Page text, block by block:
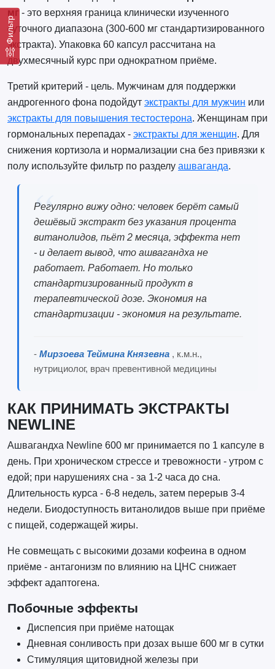
Фильтр
мг- это верхняя граница клинически изученного
суточного диапазона (300-600 мг стандартизированного
экстракта). Упаковка 60 капсул рассчитана на
двухмесячный курс при однократном приёме.
Третий критерий - цель. Мужчинам для поддержки
андрогенного фона подойдут экстракты для мужчин или
экстракты для повышения тестостерона. Женщинам при
гормональных перепадах - экстракты для женщин. Для
снижения кортизола и нормализации сна без привязки к
полу используйте фильтр по разделу ашваганда.
Регулярно вижу одно: человек берёт самый
дешёвый экстракт без указания процента
витанолидов, пьёт 2 месяца, эффекта нет
- и делает вывод, что ашвагандха не
работает. Работает. Но только
стандартизированный продукт в
терапевтической дозе. Экономия на
стандартизации - экономия на результате.
- Мирзоева Теймина Князевна , к.м.н.,
нутрициолог, врач превентивной медицины
КАК ПРИНИМАТЬ ЭКСТРАКТЫ
NEWLINE
Ашвагандха Newline 600 мг принимается по 1 капсуле в
день. При хроническом стрессе и тревожности - утром с
едой; при нарушениях сна - за 1-2 часа до сна.
Длительность курса - 6-8 недель, затем перерыв 3-4
недели. Биодоступность витанолидов выше при приёме
с пищей, содержащей жиры.
Не совмещать с высокими дозами кофеина в одном
приёме - антагонизм по влиянию на ЦНС снижает
эффект адаптогена.
Побочные эффекты
Диспепсия при приёме натощак
Дневная сонливость при дозах выше 600 мг в сутки
Стимуляция щитовидной железы при